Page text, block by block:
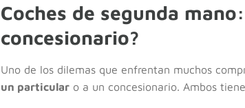
Coches de segunda
concesionario?
Uno de los dilemas que enfrentan muchos
un particular o a un concesionario. Ambos